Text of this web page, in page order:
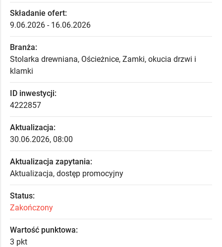
Składanie ofert:
9.06.2026 - 16.06.2026
Branża:
Stolarka drewniana, Ościeżnice, Zamki, okucia drzwi i
klamki
ID inwestycji:
4222857
Aktualizacja:
30.06.2026, 08:00
Aktualizacja zapytania:
Aktualizacja, dostęp promocyjny
Status:
Zakończony
Wartość punktowa:
3 pkt